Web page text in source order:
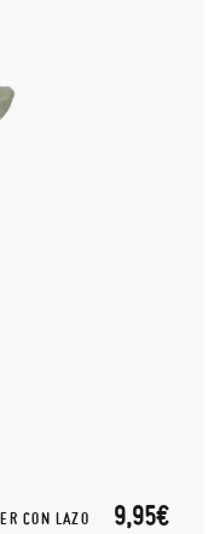
CON LAZO 9,95€